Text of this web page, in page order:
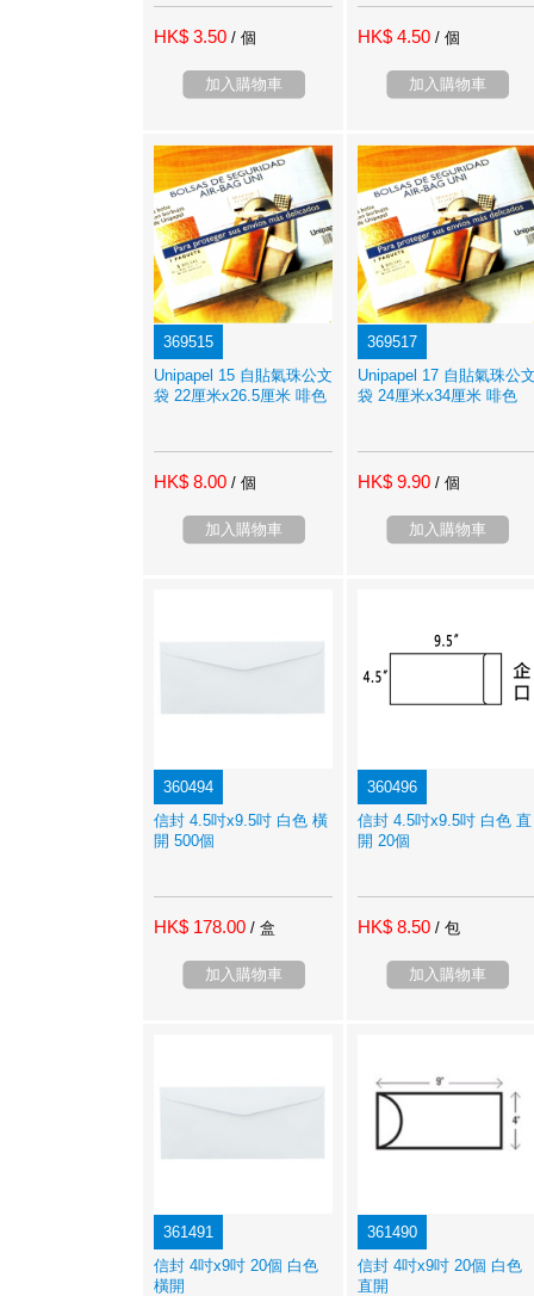
HK$ 3.50 / 個
加入購物車
HK$ 4.50 / 個
加入購物車
369515
Unipapel 15 自貼氣珠公文
袋 22厘米x26.5厘米 啡色
HK$ 8.00 / 個
加入購物車
369517
Unipapel 17 自貼氣珠公
袋 24厘米x34厘米 啡色
HK$ 9.90 / 個
加入購物車
360494
信封 4.5吋x9.5吋 白色 橫
開 500個
HK$ 178.00 / 盒
加入購物車
360496
信封 4.5吋x9.5吋 白色 直
開 20個
HK$ 8.50 / 包
加入購物車
361491
信封 4吋x9吋 20個 白色
橫開
361490
信封 4吋x9吋 20個 白色
直開